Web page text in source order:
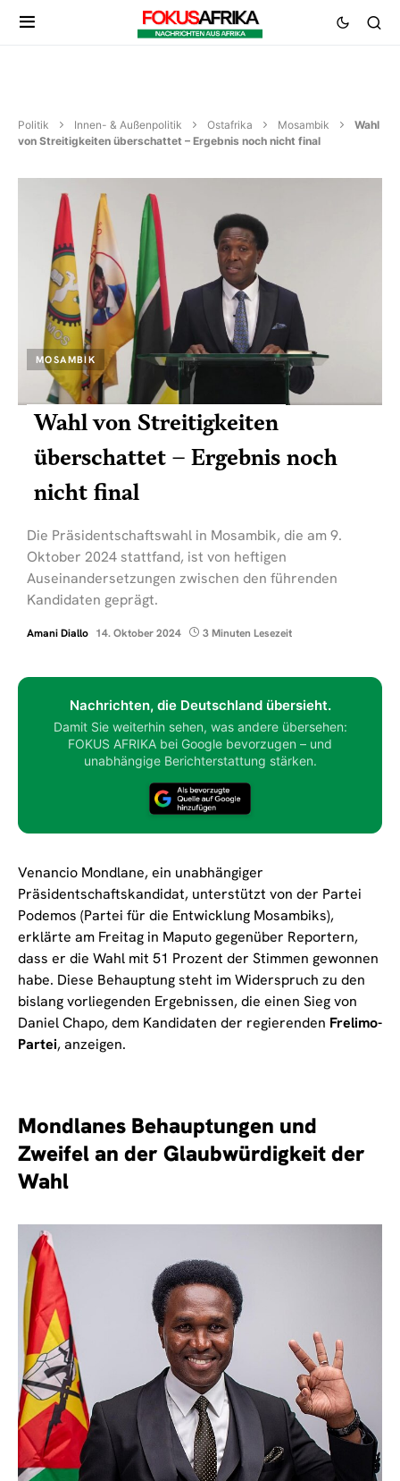
Politik Innen- & Außenpolitik Ostafrika Mosambik
Wahl
von Streitigkeiten überschattet – Ergebnis noch nicht final
MOSAMBIK
Wahl von Streitigkeiten
überschattet – Ergebnis noch
nicht final
Die Präsidentschaftswahl in Mosambik, die am 9.
Oktober 2024 stattfand, ist von heftigen
Auseinandersetzungen zwischen den führenden
Kandidaten geprägt.
Amani Diallo 14. Oktober 2024 3 Minuten Lesezeit
Nachrichten, die Deutschland übersieht.
Damit Sie weiterhin sehen, was andere übersehen:
FOKUS AFRIKA bei Google bevorzugen – und
unabhängige Berichterstattung stärken.
Venancio Mondlane, ein unabhängiger
Präsidentschaftskandidat, unterstützt von der Partei
Podemos (Partei für die Entwicklung Mosambiks),
erklärte am Freitag in Maputo gegenüber Reportern,
dass er die Wahl mit 51 Prozent der Stimmen gewonnen
habe. Diese Behauptung steht im Widerspruch zu den
bislang vorliegenden Ergebnissen, die einen Sieg von
Daniel Chapo, dem Kandidaten der regierenden Frelimo-
Partei, anzeigen.
Mondlanes Behauptungen und
Zweifel an der Glaubwürdigkeit der
Wahl